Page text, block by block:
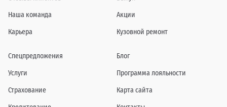
Наша команда
Карьера
Акции
Кузовной ремонт
Спецпредложения
Услуги
Страхование
Блог
Программа лояльности
Карта сайта